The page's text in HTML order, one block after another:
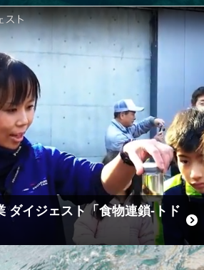
ダイジェスト「食物連鎖-トド